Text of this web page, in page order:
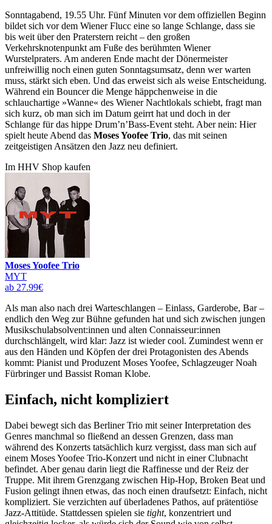
Sonntagabend, 19.55 Uhr. Fünf Minuten vor dem offiziellen Beginn
bildet sich vor dem Wiener Flucc eine so lange Schlange, dass sie
bis weit über den Praterstern reicht – den großen
Verkehrsknotenpunkt am Fuße des berühmten Wiener
Wurstelpraters. Am anderen Ende macht der Dönermeister
unfreiwillig noch einen guten Sonntagsumsatz, denn wer warten
muss, stärkt sich eben. Und das erweist sich als weise Entscheidung.
Während ein Bouncer die Menge häppchenweise in die
schlauchartige »Wanne« des Wiener Nachtlokals schiebt, fragt man
sich kurz, ob man sich im Datum geirrt hat und doch in der
Schlange für das hippe Drum’n’Bass-Event steht. Aber nein: Hier
spielt heute Abend das Moses Yoofee Trio, das mit seinen
zeitgeistigen Ansätzen den Jazz neu definiert.
Im HHV Shop kaufen
Moses Yoofee Trio
MYT
ab 27.99€
Als man also nach drei Warteschlangen – Einlass, Garderobe, Bar –
endlich den Weg zur Bühne gefunden hat und sich zwischen jungen
Musikschulabsolvent:innen und alten Connaisseur:innen
durchschlängelt, wird klar: Jazz ist wieder cool. Zumindest wenn er
aus den Händen und Köpfen der drei Protagonisten des Abends
kommt: Pianist und Produzent Moses Yoofee, Schlagzeuger Noah
Fürbringer und Bassist Roman Klobe.
Einfach, nicht kompliziert
Dabei bewegt sich das Berliner Trio mit seiner Interpretation des
Genres manchmal so fließend an dessen Grenzen, dass man
während des Konzerts tatsächlich kurz vergisst, dass man sich auf
einem Moses Yoofee Trio-Konzert und nicht in einer Clubnacht
befindet. Aber genau darin liegt die Raffinesse und der Reiz der
Truppe. Mit ihrem Grenzgang zwischen Hip-Hop, Broken Beat und
Fusion gelingt ihnen etwas, das noch einen draufsetzt: Einfach, nicht
kompliziert. Sie verzichten auf überladenes Pathos, auf prätentiöse
Jazz-Attitüde. Stattdessen spielen sie tight, konzentriert und